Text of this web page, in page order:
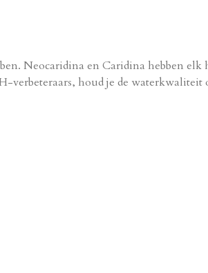
Neocaridina en Caridina hebben
verbeteraars, houd je de waterkwaliteit